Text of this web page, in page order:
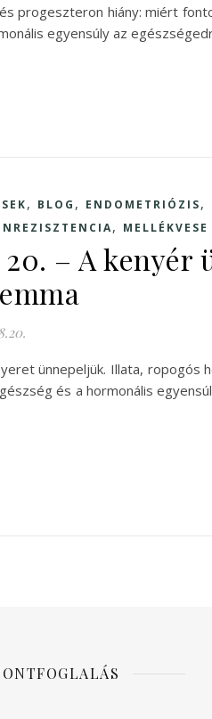
progeszteron hiány: miért
egyensúly az
, BLOG , ENDOMETRIÓZIS,
,
– A kenyér
ünnepeljük. Illata, ropogós
és a hormonális